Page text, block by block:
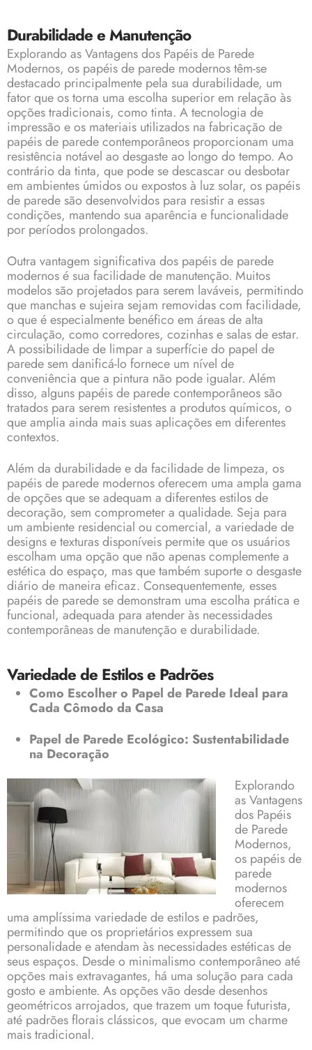
Durabilidade e Manutenção
Explorando as Vantagens dos Papéis de Parede
Modernos, os papéis de parede modernos têm-se
destacado principalmente pela sua durabilidade, um
fator que os torna uma escolha superior em relação às
opções tradicionais, como tinta. A tecnologia de
impressão e os materiais utilizados na fabricação de
papéis de parede contemporâneos proporcionam uma
resistência notável ao desgaste ao longo do tempo. Ao
contrário da tinta, que pode se descascar ou desbotar
em ambientes úmidos ou expostos à luz solar, os papéis
de parede são desenvolvidos para resistir a essas
condições, mantendo sua aparência e funcionalidade
por períodos prolongados.
Outra vantagem significativa dos papéis de parede
modernos é sua facilidade de manutenção. Muitos
modelos são projetados para serem laváveis, permitindo
que manchas e sujeira sejam removidas com facilidade,
o que é especialmente benéfico em áreas de alta
circulação, como corredores, cozinhas e salas de estar.
A possibilidade de limpar a superfície do papel de
parede sem danificá-lo fornece um nível de
conveniência que a pintura não pode igualar. Além
disso, alguns papéis de parede contemporâneos são
tratados para serem resistentes a produtos químicos, o
que amplia ainda mais suas aplicações em diferentes
contextos.
Além da durabilidade e da facilidade de limpeza, os
papéis de parede modernos oferecem uma ampla gama
de opções que se adequam a diferentes estilos de
decoração, sem comprometer a qualidade. Seja para
um ambiente residencial ou comercial, a variedade de
designs e texturas disponíveis permite que os usuários
escolham uma opção que não apenas complemente a
estética do espaço, mas que também suporte o desgaste
diário de maneira eficaz. Consequentemente, esses
papéis de parede se demonstram uma escolha prática e
funcional, adequada para atender às necessidades
contemporâneas de manutenção e durabilidade.
Variedade de Estilos e Padrões
Como Escolher o Papel de Parede Ideal para
Cada Cômodo da Casa
Papel de Parede Ecológico: Sustentabilidade
na Decoração
Explorando
as Vantagens
dos Papéis
de Parede
Modernos,
os papéis de
parede
modernos
oferecem
uma amplíssima variedade de estilos e padrões,
permitindo que os proprietários expressem sua
personalidade e atendam às necessidades estéticas de
seus espaços. Desde o minimalismo contemporâneo até
opções mais extravagantes, há uma solução para cada
gosto e ambiente. As opções vão desde desenhos
geométricos arrojados, que trazem um toque futurista,
até padrões florais clássicos, que evocam um charme
mais tradicional.